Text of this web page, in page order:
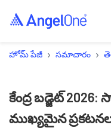
హోమ్ పేజీ › సమాచారం ›
కేంద్ర బడ్జెట్
ముఖ్యమైన